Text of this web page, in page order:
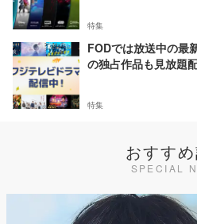
特集
FODでは放送中の最
の独占作品も見放題
特集
おすす
SPECIAL